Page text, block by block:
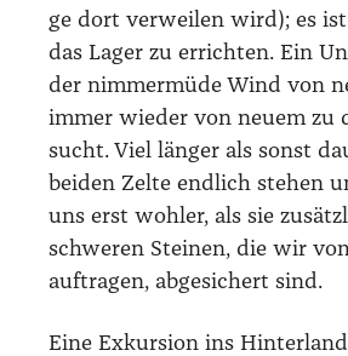
ge dort ver­wei­len wird); es
das Lager zu errich­ten. Ein
der nim­mer­mü­de Wind von
immer wie­der von neu­em zu
sucht. Viel län­ger als sonst
bei­den Zel­te end­lich ste­hen
uns erst woh­ler, als sie
schwe­ren Stei­nen, die wir
auf­tra­gen, abge­si­chert sind.
Eine Exkur­si­on ins